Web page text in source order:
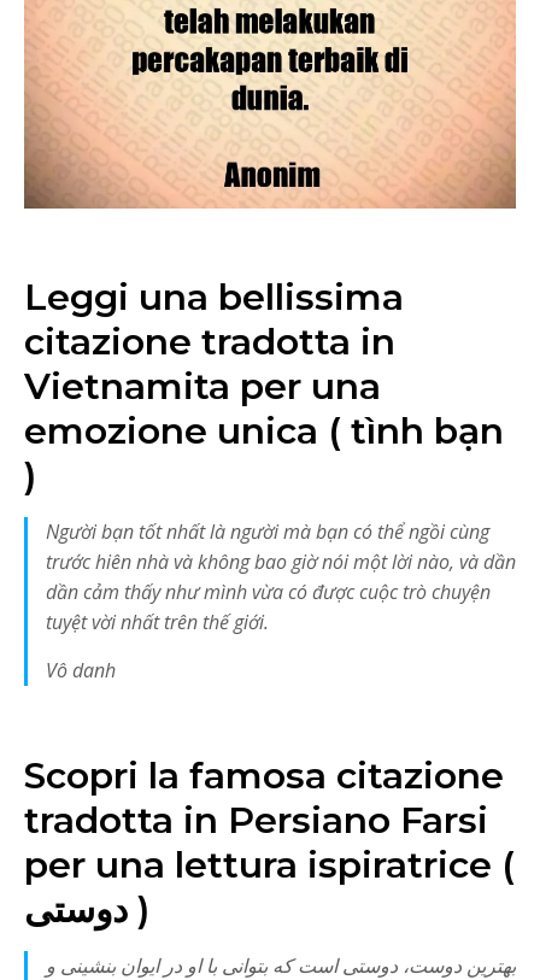
Leggi una bellissima
citazione tradotta in
Vietnamita per una
emozione unica ( tình bạn
)
Người bạn tốt nhất là người mà bạn có thể ngồi cùng
trước hiên nhà và không bao giờ nói một lời nào, và dần
dần cảm thấy như mình vừa có được cuộc trò chuyện
tuyệt vời nhất trên thế giới.
Vô danh
Scopri la famosa citazione
tradotta in Persiano Farsi
per una lettura ispiratrice (
دوستی )
بهترین دوست، دوستی است که بتوانی با او در ایوان بنشینی و